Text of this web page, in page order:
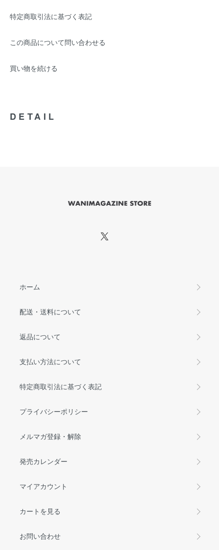
特定商取引法に基づく表記
この商品について問い合わせる
買い物を続ける
DETAIL
ホーム
配送・送料について
返品について
支払い方法について
特定商取引法に基づく表記
プライバシーポリシー
メルマガ登録・解除
発売カレンダー
マイアカウント
カートを見る
お問い合わせ